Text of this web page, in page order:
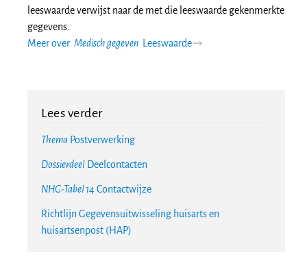
leeswaarde verwijst naar de met die leeswaarde gekenmerkte
gegevens.
Meer over Medisch gegeven Leeswaarde
Lees verder
Thema Postverwerking
Dossierdeel Deelcontacten
NHG-Tabel 14 Contactwijze
Richtlijn Gegevensuitwisseling huisarts en
huisartsenpost (HAP)